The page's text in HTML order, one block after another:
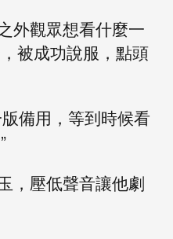
外觀眾想看什麼一
被成功說服，點頭
備用，等到時候看
，壓低聲音讓他劇